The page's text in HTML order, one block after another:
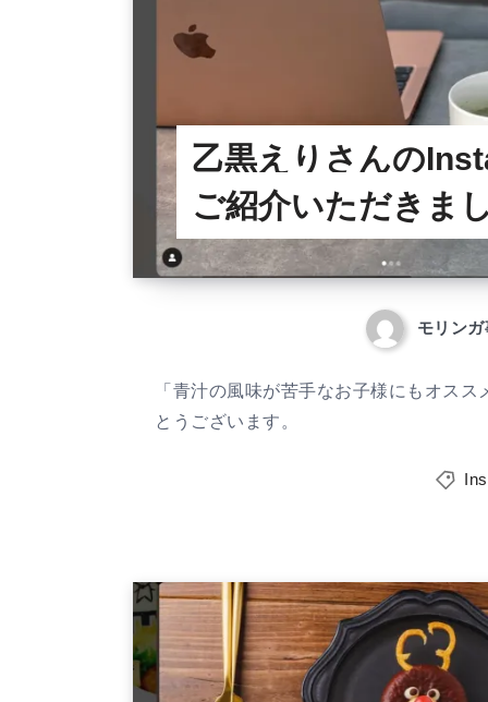
乙黒えりさんの
ご紹介いただきま
モリン
「青汁の風味が苦手なお子様にもオス
とうございます。